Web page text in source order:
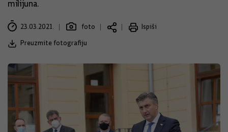
milijuna.
23.03.2021. foto
Ispiši
Preuzmite fotografiju